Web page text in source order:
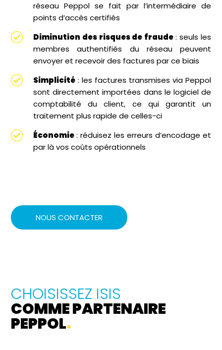
réseau Peppol se fait par l’intermédiaire de
points d’accès certifiés
Diminution des risques de fraude: seuls les
membres authentifiés du réseau peuvent
envoyer et recevoir des factures par ce biais
Simplicité : les factures transmises via Peppol
sont directement importées dans le logiciel de
comptabilité du client, ce qui garantit un
traitement plus rapide de celles-ci
Économie: réduisez les erreurs d’encodage et
par là vos coûts opérationnels
NOUS CONTACTER
CHOISISSEZ ISIS
COMME PARTENAIRE
PEPPOL.